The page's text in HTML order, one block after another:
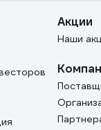
Акции
Наши